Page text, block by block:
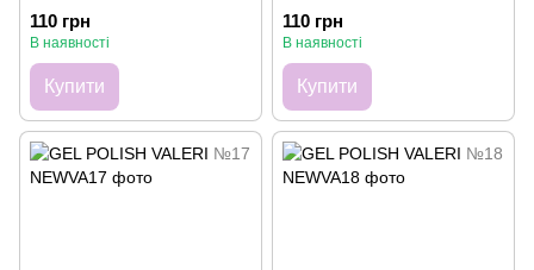
110 грн
В наявності
Купити
110 грн
В наявності
Купити